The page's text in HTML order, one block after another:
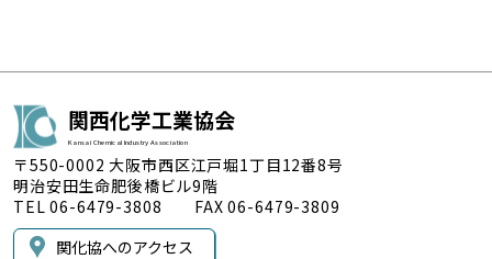
関西化学工業協会
Kansai Chemical Industry Association
〒550-0002 大阪市西区江戸堀1丁目12番8号
明治安田生命肥後橋ビル9階
TEL 06-6479-3808 FAX 06-6479-3809
関化協へのアクセス